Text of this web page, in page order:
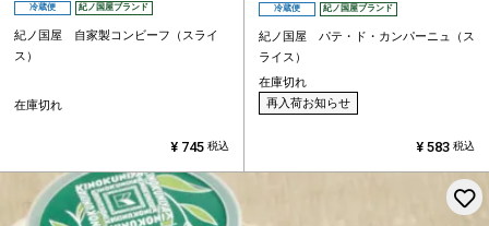
冷蔵便 紀ノ国屋ブランド
紀ノ国屋 自家製コンビーフ（スライ
ス）
在庫切れ
¥ 745 税込
冷蔵便 紀ノ国屋ブランド
紀ノ国屋 パテ・ド・カンパーニュ（ス
ライス）
在庫切れ
再入荷お知らせ
¥ 583 税込